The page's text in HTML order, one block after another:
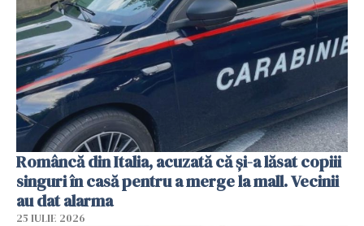
Româncă din Italia, acuzată că și-a lăsat copiii
singuri în casă pentru a merge la mall. Vecinii
au dat alarma
25 IULIE 2026